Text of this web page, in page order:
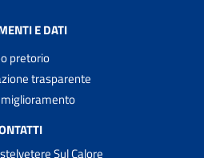
E DATI
pretorio
trasparente
Sul Calore